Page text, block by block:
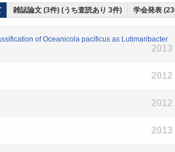
雑誌論文 (3件) (うち査読あり 3件) 学会発表
of Oceanicola pacificus as Lutimaribacter
2013
2012
2012
2013